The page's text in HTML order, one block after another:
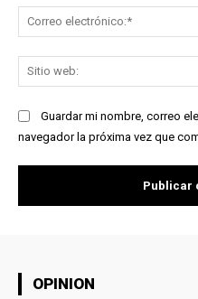
Guardar mi nombre, correo
navegador la próxima vez que
OPINION